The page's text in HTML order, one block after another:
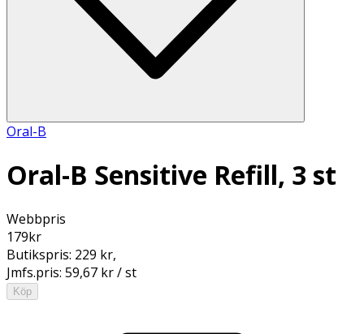
Oral-B
Oral-B Sensitive Refill, 3 st
Webbpris
179kr
Butikspris: 229 kr,
Jmfs.pris: 59,67 kr / st
Köp